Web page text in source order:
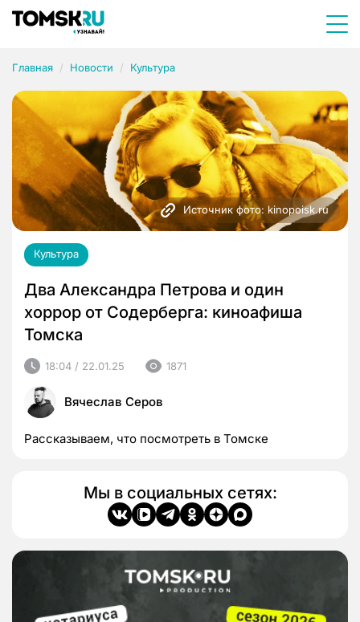
Главная Новости Культура
Источник фото: kinopoisk.ru
Культура
Два Александра Петрова и один
хоррор от Содерберга: киноафиша
Томска
18:04 / 22.01.25 1871
Вячеслав Серов
Рассказываем, что посмотреть в Томске
Мы в социальных сетях: